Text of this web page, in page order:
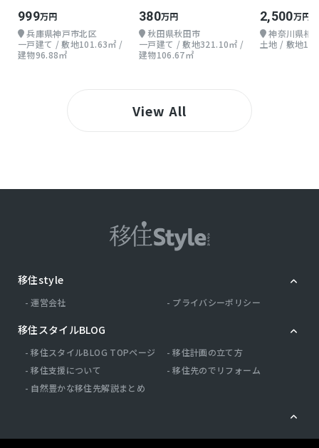
999万円
兵庫県神戸市北区
一戸建て / 敷地101.63㎡ /
建物96.88㎡
380万円
秋田県秋田市
一戸建て / 敷地321.10㎡ /
建物106.67㎡
2,500万円
神奈川県相
土地 / 敷地
View All
移住style
運営会社 プライバシーポリシー
移住スタイルBLOG
移住スタイルBLOG TOPページ
移住計画の立て方
移住支援について
移住先のでリフォーム
自然豊かな移住先解説まとめ